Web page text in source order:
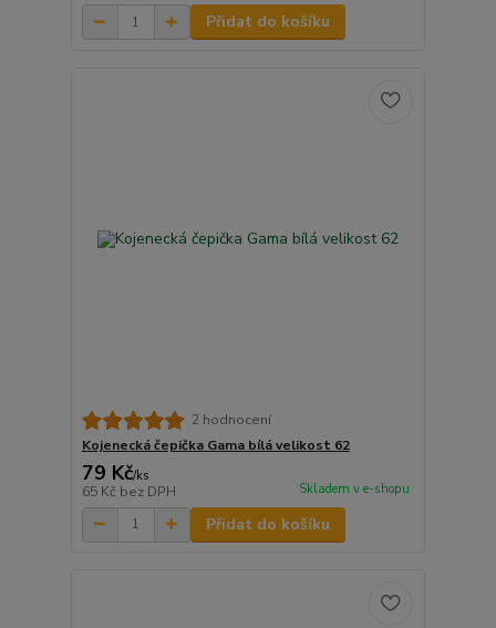
Přidat do košíku
2 hodnocení
Kojenecká čepička Gama bílá velikost 62
79 Kč/ks
65 Kč bez DPH Skladem v e-shopu
Přidat do košíku